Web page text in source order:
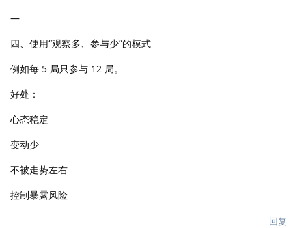
—
四、使用“观察多、参与少”的模式
例如每 5 局只参与 12 局。
好处：
心态稳定
变动少
不被走势左右
控制暴露风险
回复